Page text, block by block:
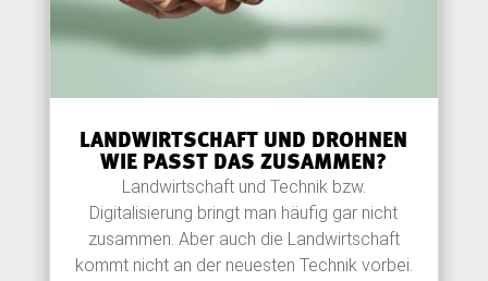
LANDWIRTSCHAFT UND DROHNEN
WIE PASST DAS ZUSAMMEN?
Landwirtschaft und Technik bzw.
Digitalisierung bringt man häufig gar nicht
zusammen. Aber auch die Landwirtschaft
kommt nicht an der neuesten Technik vorbei.